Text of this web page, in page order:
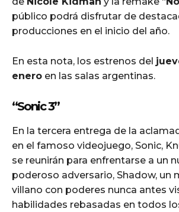
público podrá disfrutar de
producciones en el inicio del año.
En esta nota, los estrenos del
enero en las salas argentinas.
“Sonic 3”
En la tercera entrega de la
en el famoso videojuego, Sonic,
se reunirán para enfrentarse a un
poderoso adversario, Shadow, un
villano con poderes nunca antes
habilidades rebasadas en todos